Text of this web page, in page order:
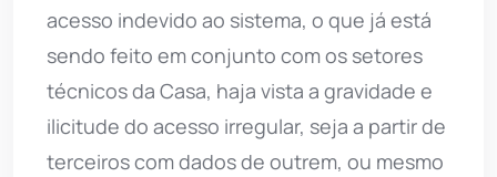
acesso indevido ao sistema, o que já está
sendo feito em conjunto com os setores
técnicos da Casa, haja vista a gravidade e
ilicitude do acesso irregular, seja a partir de
terceiros com dados de outrem, ou mesmo